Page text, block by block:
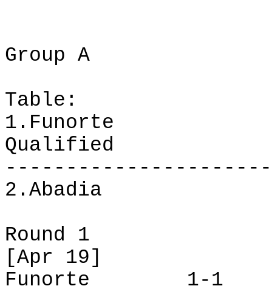
Group A
Table:
1.Funorte
Qualified
2.Abadia
Round 1
[Apr 19]
Funorte
1-1